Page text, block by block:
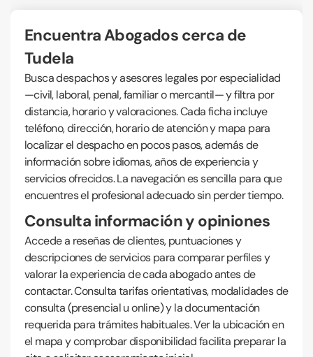
Encuentra Abogados cerca de
Tudela
Busca despachos y asesores legales por especialidad
—civil, laboral, penal, familiar o mercantil— y filtra por
distancia, horario y valoraciones. Cada ficha incluye
teléfono, dirección, horario de atención y mapa para
localizar el despacho en pocos pasos, además de
información sobre idiomas, años de experiencia y
servicios ofrecidos. La navegación es sencilla para que
encuentres el profesional adecuado sin perder tiempo.
Consulta información y opiniones
Accede a reseñas de clientes, puntuaciones y
descripciones de servicios para comparar perfiles y
valorar la experiencia de cada abogado antes de
contactar. Consulta tarifas orientativas, modalidades de
consulta (presencial u online) y la documentación
requerida para trámites habituales. Ver la ubicación en
el mapa y comprobar disponibilidad facilita preparar la